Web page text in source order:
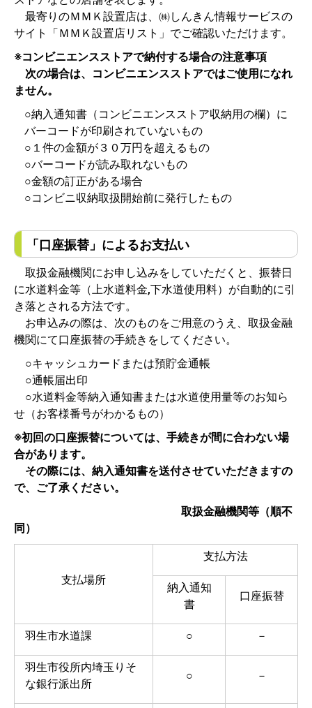
最寄りのＭＭＫ設置店は、㈱しんきん情報サービスの
サイト「ＭＭＫ設置店リスト」でご確認いただけます。
※コンビニエンスストアで納付する場合の注意事項
次の場合は、コンビニエンスストアではご使用になれ
ません。
○納入通知書（コンビニエンスストア収納用の欄）に
バーコードが印刷されていないもの
○１件の金額が３０万円を超えるもの
○バーコードが読み取れないもの
○金額の訂正がある場合
○コンビニ収納取扱開始前に発行したもの
「口座振替」によるお支払い
取扱金融機関にお申し込みをしていただくと、振替日
に水道料金等（上水道料金,下水道使用料）が自動的に引
き落とされる方法です。
お申込みの際は、次のものをご用意のうえ、取扱金融
機関にて口座振替の手続きをしてください。
○キャッシュカードまたは預貯金通帳
○通帳届出印
○水道料金等納入通知書または水道使用量等のお知ら
せ（お客様番号がわかるもの）
※初回の口座振替については、手続きが間に合わない場
合があります。
その際には、納入通知書を送付させていただきますの
で、ご了承ください。
取扱金融機関等（順不
同）
支払場所
支払方法
納入通知
書
口座振替
羽生市水道課 ○ －
羽生市役所内埼玉りそ
な銀行派出所
○ －